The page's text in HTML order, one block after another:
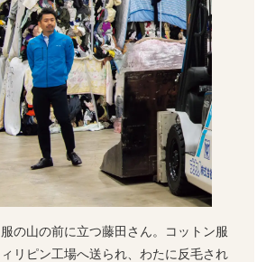
の山の前に立つ藤田さん。コットン服
リピン工場へ送られ、わたに反毛され